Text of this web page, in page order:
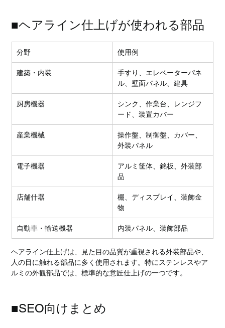
■ヘアライン仕上げが使われる部品
分野 使用例
建築・内装
手すり、エレベーターパネ
ル、壁面パネル、建具
厨房機器
シンク、作業台、レンジフ
ード、装置カバー
産業機械
操作盤、制御盤、カバー、
外装パネル
電子機器
アルミ筐体、銘板、外装部
品
店舗什器
棚、ディスプレイ、装飾金
物
自動車・輸送機器 内装パネル、装飾部品
ヘアライン仕上げは、見た目の品質が重視される外装部品や、
人の目に触れる部品に多く使用されます。特にステンレスやア
ルミの外観部品では、標準的な意匠仕上げの一つです。
■SEO向けまとめ